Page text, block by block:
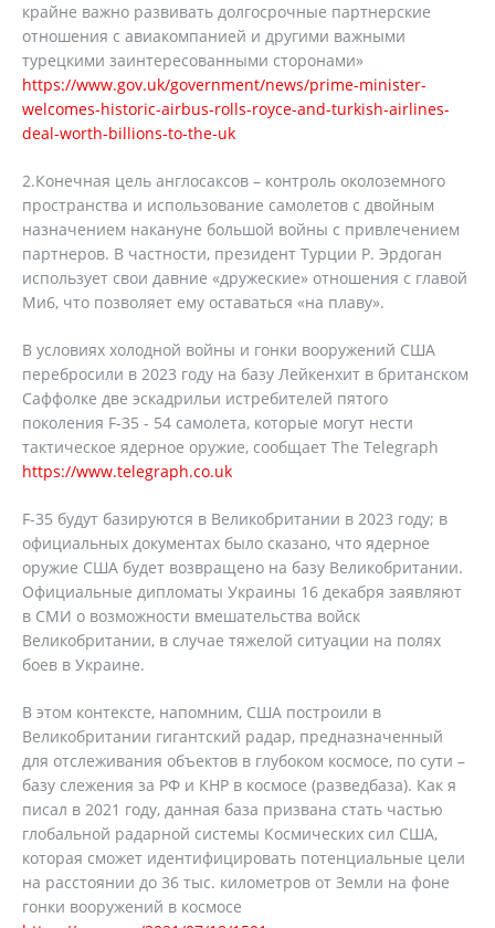
крайне важно развивать долгосрочные партнерские
отношения с авиакомпанией и другими важными
турецкими заинтересованными сторонами»
https://www.gov.uk/government/news/prime-minister-
welcomes-historic-airbus-rolls-royce-and-turkish-airlines-
deal-worth-billions-to-the-uk
2.Конечная цель англосаксов – контроль околоземного
пространства и использование самолетов с двойным
назначением накануне большой войны с привлечением
партнеров. В частности, президент Турции Р. Эрдоган
использует свои давние «дружеские» отношения с главой
Ми6, что позволяет ему оставаться «на плаву».
В условиях холодной войны и гонки вооружений США
перебросили в 2023 году на базу Лейкенхит в британском
Саффолке две эскадрильи истребителей пятого
поколения F-35 - 54 самолета, которые могут нести
тактическое ядерное оружие, сообщает The Telegraph
https://www.telegraph.co.uk
F-35 будут базируются в Великобритании в 2023 году; в
официальных документах было сказано, что ядерное
оружие США будет возвращено на базу Великобритании.
Официальные дипломаты Украины 16 декабря заявляют
в СМИ о возможности вмешательства войск
Великобритании, в случае тяжелой ситуации на полях
боев в Украине.
В этом контексте, напомним, США построили в
Великобритании гигантский радар, предназначенный
для отслеживания объектов в глубоком космосе, по сути –
базу слежения за РФ и КНР в космосе (разведбаза). Как я
писал в 2021 году, данная база призвана стать частью
глобальной радарной системы Космических сил США,
которая сможет идентифицировать потенциальные цели
на расстоянии до 36 тыс. километров от Земли на фоне
гонки вооружений в космосе